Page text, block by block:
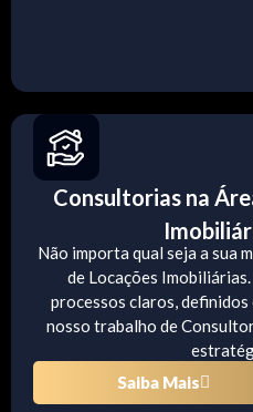
Consultorias na
Não importa qual seja a sua
de Locações
processos claros,
nosso trabalho de
Saiba Mais